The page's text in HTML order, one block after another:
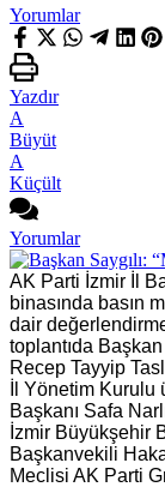
Yorumlar
Yazdır
A
Büyüt
A
Küçült
Yorumlar
AK Parti İzmir İl
binasında basın
dair
toplantıda Başkan
Recep Tayyip
İl Yönetim Kurulu
Başkanı Safa
İzmir Büyükşehir
Başkanvekili
Meclisi AK Parti